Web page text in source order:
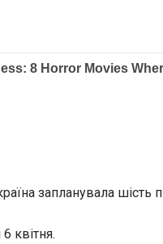
запланувала шість
квітня.